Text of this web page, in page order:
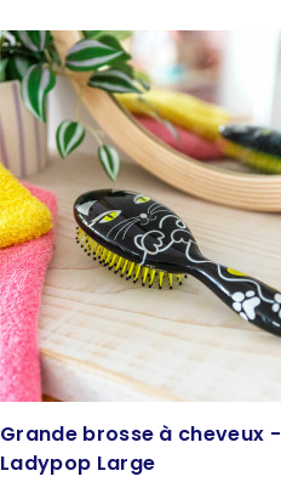
Grande brosse à cheveux -
Ladypop Large